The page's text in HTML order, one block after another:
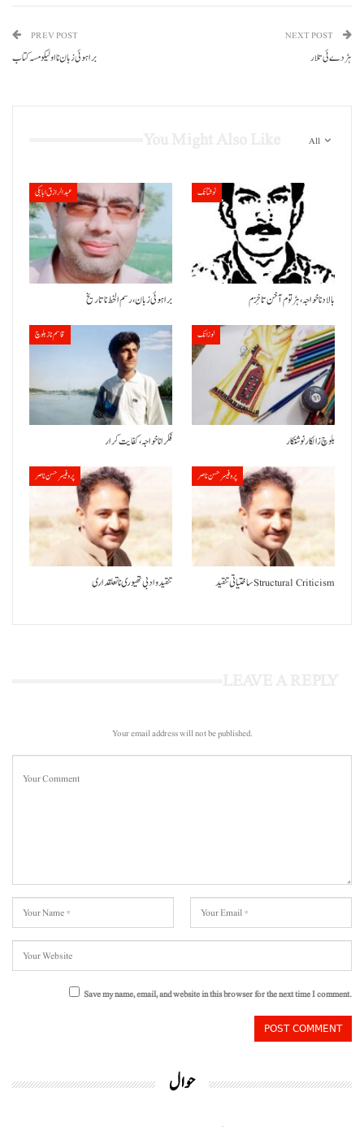
PREV POST
براہوئی زبان نا اولیکو مسہ کتاب
NEXT POST
ہڑدے ئی تلار
All
عبدالرازق ابابکی
براہوئی زبان ،رسم الخط نا تاریخ
نوشتانک
بالاد نا خواجہ، ہڑتوم آ خن تا خِزم
قاسم ناز بلوچ
فکر انا خواجہ، کفایت کرار
لوزانک
بلوچ زالکار نوشتکار
پروفیسر حسن ناصر
تنقید و ادبی تھیوری نا تعلقداری
پروفیسر حسن ناصر
ساختیاتی تنقید Structural Criticism
Your email address will not be published.
Save my name, email, and website in this browser for the next time I comment.
حوال